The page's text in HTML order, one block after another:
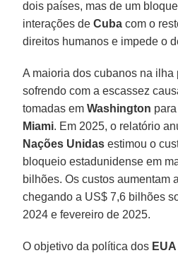
dois países, mas de um
interações deCuba com o
direitos humanos e impede o
A maioria dos cubanos na ilha
sofrendo com a escassez
tomadas emWashington
Miami. Em 2025, o relatório
Nações Unidas estimou o
bloqueio estadunidense em
bilhões. Os custos aumentam
chegando a US$ 7,6 bilhões
2024 e fevereiro de 2025.
O objetivo da política dos EUA